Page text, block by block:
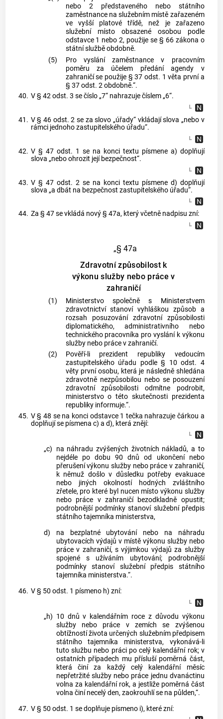
nebo 2 představeného nebo státního
zaměstnance na služebním místě zařazeném
ve vyšší platové třídě, než je zařazeno
služební místo obsazené osobou podle
odstavce 1 nebo 2, použije se § 66 zákona o
státní službě obdobně.
(5)
Pro vyslání zaměstnance v pracovním
poměru za účelem předání agendy v
zahraničí se použije § 37 odst. 1 věta první a
§ 37 odst. 2 obdobně.“.
40. V § 42 odst. 3 se číslo „7“ nahrazuje číslem „6“.
41. V § 46 odst. 2 se za slovo „úřady“ vkládají slova „nebo v
rámci jednoho zastupitelského úřadu“.
42. V § 47 odst. 1 se na konci textu písmene a) doplňují
slova „nebo ohrozit její bezpečnost“.
43. V § 47 odst. 2 se na konci textu písmene d) doplňují
slova „a dbát na bezpečnost zastupitelského úřadu“.
44. Za § 47 se vkládá nový § 47a, který včetně nadpisu zní:
„§ 47a
Zdravotní způsobilost k
výkonu služby nebo práce v
zahraničí
(1)
Ministerstvo společně s Ministerstvem
zdravotnictví stanoví vyhláškou způsob a
rozsah posuzování zdravotní způsobilosti
diplomatického, administrativního nebo
technického pracovníka pro vyslání k výkonu
služby nebo práce v zahraničí.
(2)
Pověří-li prezident republiky vedoucím
zastupitelského úřadu podle § 10 odst. 4
věty první osobu, která je následně shledána
zdravotně nezpůsobilou nebo se posouzení
zdravotní způsobilosti odmítne podrobit,
ministerstvo o této skutečnosti prezidenta
republiky informuje.“.
45. V § 48 se na konci odstavce 1 tečka nahrazuje čárkou a
doplňují se písmena c) a d), která znějí:
„c) na náhradu zvýšených životních nákladů, a to
nejdéle po dobu 90 dnů od ukončení nebo
přerušení výkonu služby nebo práce v zahraničí,
k němuž došlo v důsledku potřeby evakuace
nebo jiných okolností hodných zvláštního
zřetele, pro které byl nucen místo výkonu služby
nebo práce v zahraničí bezodkladně opustit;
podrobnější podmínky stanoví služební předpis
státního tajemníka ministerstva,
d)
na bezplatné ubytování nebo na náhradu
ubytovacích výdajů v místě výkonu služby nebo
práce v zahraničí, s výjimkou výdajů za služby
spojené s užíváním ubytování; podrobnější
podmínky stanoví služební předpis státního
tajemníka ministerstva.“.
46. V § 50 odst. 1 písmeno h) zní:
„h) 10 dnů v kalendářním roce z důvodu výkonu
služby nebo práce v zemích se zvýšenou
obtížností života určených služebním předpisem
státního tajemníka ministerstva, vykonává-li
tuto službu nebo práci po celý kalendářní rok; v
ostatních případech mu přísluší poměrná část,
která činí za každý celý kalendářní měsíc
nepřetržité služby nebo práce jednu dvanáctinu
volna za kalendářní rok, a jestliže poměrná část
volna činí necelý den, zaokrouhlí se na půlden,“.
47. V § 50 odst. 1 se doplňuje písmeno i), které zní: